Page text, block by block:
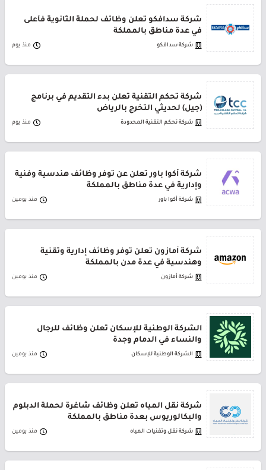
شركة سدافكو تعلن وظائف لحملة الثانوية فأعلى
في عدة مناطق بالمملكة
شركة سدافكو منذ يوم
شركة تحكم التقنية تعلن بدء التقديم في برنامج
(جيل) لحديثي التخرج بالرياض
شركة تحكم التقنية المحدودة منذ يوم
شركة أكوا باور تعلن عن توفر وظائف هندسية وفنية
وإدارية في عدة مناطق بالمملكة
شركة أكوا باور منذ يومين
شركة أمازون تعلن توفر وظائف إدارية وتقنية
وهندسية في عدة مدن بالمملكة
شركة أمازون منذ يومين
الشركة الوطنية للإسكان تعلن وظائف للرجال
والنساء في الدمام وجدة
الشركة الوطنية للإسكان منذ يومين
شركة نقل المياه تعلن وظائف شاغرة لحملة الدبلوم
والبكالوريوس بعدة مناطق بالمملكة
شركة نقل وتقنيات المياه منذ يومين